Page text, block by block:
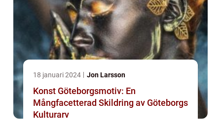
18 januari 2024 Jon Larsson
Konst Göteborgsmotiv: En
Mångfacetterad Skildring av Göteborgs
Kulturarv